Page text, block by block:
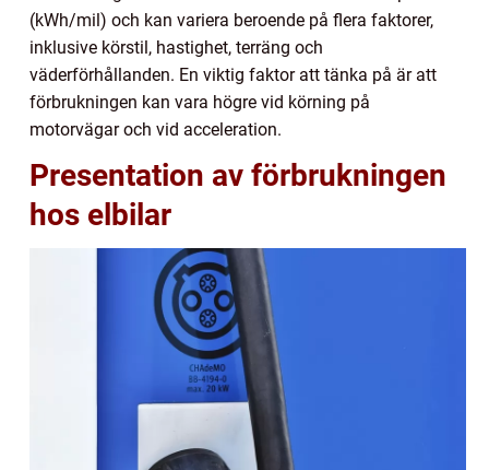
(kWh/mil) och kan variera beroende på flera faktorer,
inklusive körstil, hastighet, terräng och
väderförhållanden. En viktig faktor att tänka på är att
förbrukningen kan vara högre vid körning på
motorvägar och vid acceleration.
Presentation av förbrukningen
hos elbilar